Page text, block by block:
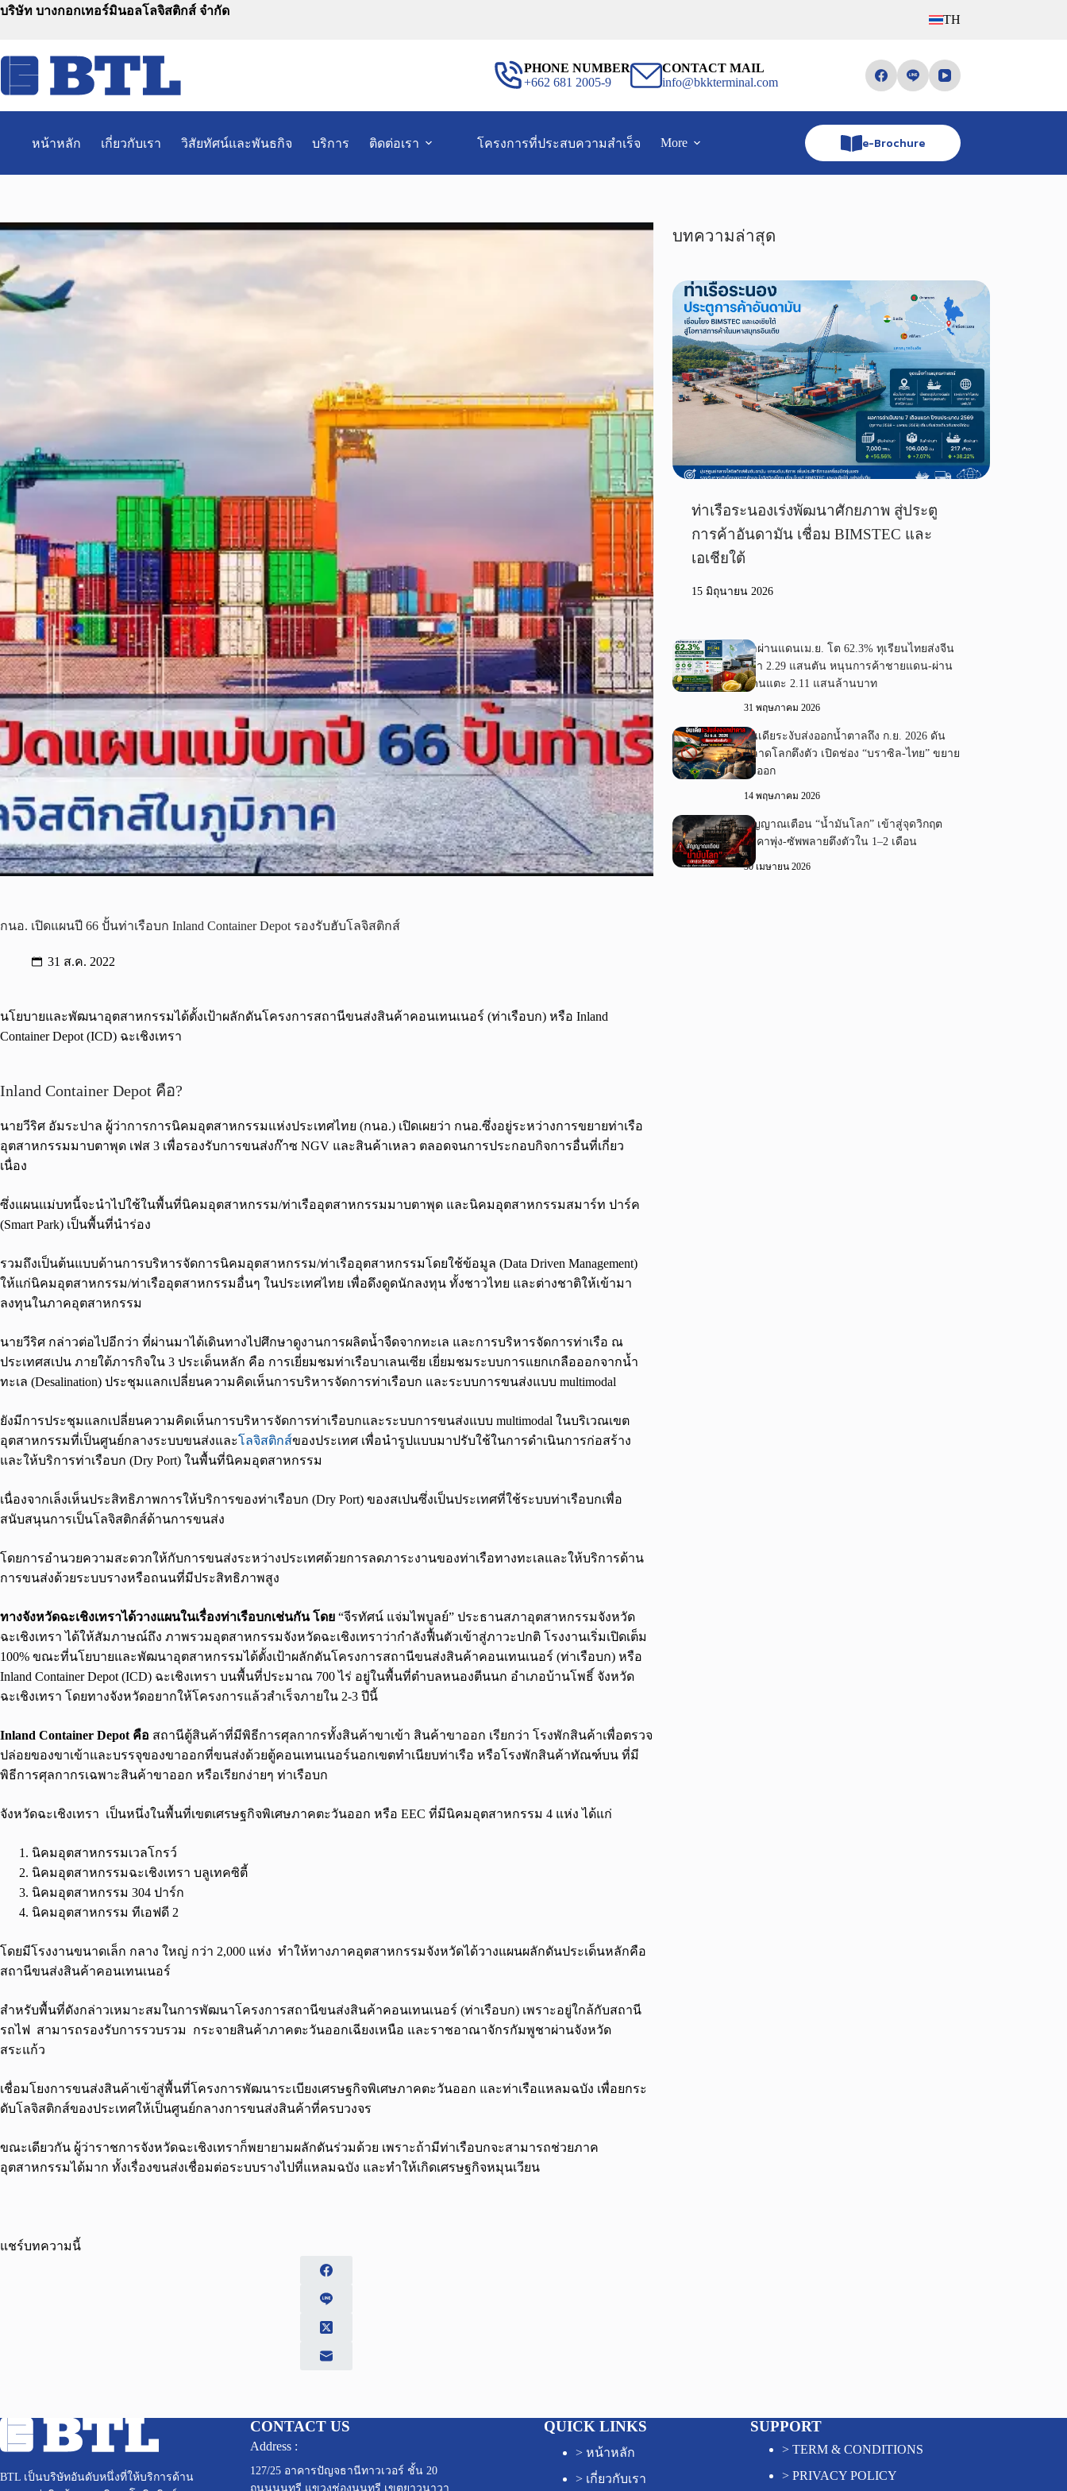
Skip
บริษัท บางกอกเทอร์มินอลโลจิสติกส์ จำกัด
TH
PHONE NUMBER
+662 681 2005-9
CONTACT MAIL
info@bkkterminal.com
หน้าหลัก เกี่ยวกับเรา วิสัยทัศน์และพันธกิจ บริการ ติดต่อเรา โครงการที่ประสบความสำเร็จ More e-Brochure
กนอ. เปิดแผนปี 66 ปั้นท่าเรือบก Inland Container Depot รองรับฮับโลจิสติกส์
31 ส.ค. 2022
นโยบายและพัฒนาอุตสาหกรรมได้ตั้งเป้าผลักดันโครงการสถานีขนส่งสินค้าคอนเทนเนอร์ (ท่าเรือบก) หรือ Inland
Container Depot (ICD) ฉะเชิงเทรา
Inland Container Depot คือ?
นายวีริศ อัมระปาล ผู้ว่าการการนิคมอุตสาหกรรมแห่งประเทศไทย (กนอ.) เปิดเผยว่า กนอ.ซึ่งอยู่ระหว่างการขยายท่าเรือ
อุตสาหกรรมมาบตาพุด เฟส 3 เพื่อรองรับการขนส่งก๊าซ NGV และสินค้าเหลว ตลอดจนการประกอบกิจการอื่นที่เกี่ยว
เนื่อง
ซึ่งแผนแม่บทนี้จะนำไปใช้ในพื้นที่นิคมอุตสาหกรรม/ท่าเรืออุตสาหกรรมมาบตาพุด และนิคมอุตสาหกรรมสมาร์ท ปาร์ค
(Smart Park) เป็นพื้นที่นำร่อง
รวมถึงเป็นต้นแบบด้านการบริหารจัดการนิคมอุตสาหกรรม/ท่าเรืออุตสาหกรรมโดยใช้ข้อมูล (Data Driven Management)
ให้แก่นิคมอุตสาหกรรม/ท่าเรืออุตสาหกรรมอื่นๆ ในประเทศไทย เพื่อดึงดูดนักลงทุน ทั้งชาวไทย และต่างชาติให้เข้ามา
ลงทุนในภาคอุตสาหกรรม
นายวีริศ กล่าวต่อไปอีกว่า ที่ผ่านมาได้เดินทางไปศึกษาดูงานการผลิตน้ำจืดจากทะเล และการบริหารจัดการท่าเรือ ณ
ประเทศสเปน ภายใต้ภารกิจใน 3 ประเด็นหลัก คือ การเยี่ยมชมท่าเรือบาเลนเซีย เยี่ยมชมระบบการแยกเกลือออกจากน้ำ
ทะเล (Desalination) ประชุมแลกเปลี่ยนความคิดเห็นการบริหารจัดการท่าเรือบก และระบบการขนส่งแบบ multimodal
ยังมีการประชุมแลกเปลี่ยนความคิดเห็นการบริหารจัดการท่าเรือบกและระบบการขนส่งแบบ multimodal ในบริเวณเขต
อุตสาหกรรมที่เป็นศูนย์กลางระบบขนส่งและโลจิสติกส์ของประเทศ เพื่อนำรูปแบบมาปรับใช้ในการดำเนินการก่อสร้าง
และให้บริการท่าเรือบก (Dry Port) ในพื้นที่นิคมอุตสาหกรรม
เนื่องจากเล็งเห็นประสิทธิภาพการให้บริการของท่าเรือบก (Dry Port) ของสเปนซึ่งเป็นประเทศที่ใช้ระบบท่าเรือบกเพื่อ
สนับสนุนการเป็นโลจิสติกส์ด้านการขนส่ง
โดยการอำนวยความสะดวกให้กับการขนส่งระหว่างประเทศด้วยการลดภาระงานของท่าเรือทางทะเลและให้บริการด้าน
การขนส่งด้วยระบบรางหรือถนนที่มีประสิทธิภาพสูง
ทางจังหวัดฉะเชิงเทราได้วางแผนในเรื่องท่าเรือบกเช่นกัน โดย “จีรทัศน์ แจ่มไพบูลย์” ประธานสภาอุตสาหกรรมจังหวัด
ฉะเชิงเทรา ได้ให้สัมภาษณ์ถึง ภาพรวมอุตสาหกรรมจังหวัดฉะเชิงเทราว่ากำลังฟื้นตัวเข้าสู่ภาวะปกติ โรงงานเริ่มเปิดเต็ม
100% ขณะที่นโยบายและพัฒนาอุตสาหกรรมได้ตั้งเป้าผลักดันโครงการสถานีขนส่งสินค้าคอนเทนเนอร์ (ท่าเรือบก) หรือ
Inland Container Depot (ICD) ฉะเชิงเทรา บนพื้นที่ประมาณ 700 ไร่ อยู่ในพื้นที่ตำบลหนองตีนนก อำเภอบ้านโพธิ์ จังหวัด
ฉะเชิงเทรา โดยทางจังหวัดอยากให้โครงการแล้วสำเร็จภายใน 2-3 ปีนี้
Inland Container Depot คือ สถานีตู้สินค้าที่มีพิธีการศุลกากรทั้งสินค้าขาเข้า สินค้าขาออก เรียกว่า โรงพักสินค้าเพื่อตรวจ
ปล่อยของขาเข้าและบรรจุของขาออกที่ขนส่งด้วยตู้คอนเทนเนอร์นอกเขตทำเนียบท่าเรือ หรือโรงพักสินค้าทัณฑ์บน ที่มี
พิธีการศุลกากรเฉพาะสินค้าขาออก หรือเรียกง่ายๆ ท่าเรือบก
จังหวัดฉะเชิงเทรา เป็นหนึ่งในพื้นที่เขตเศรษฐกิจพิเศษภาคตะวันออก หรือ EEC ที่มีนิคมอุตสาหกรรม 4 แห่ง ได้แก่
นิคมอุตสาหกรรมเวลโกรว์
นิคมอุตสาหกรรมฉะเชิงเทรา บลูเทคซิตี้
นิคมอุตสาหกรรม 304 ปาร์ก
นิคมอุตสาหกรรม ทีเอฟดี 2
โดยมีโรงงานขนาดเล็ก กลาง ใหญ่ กว่า 2,000 แห่ง ทำให้ทางภาคอุตสาหกรรมจังหวัดได้วางแผนผลักดันประเด็นหลักคือ
สถานีขนส่งสินค้าคอนเทนเนอร์
สำหรับพื้นที่ดังกล่าวเหมาะสมในการพัฒนาโครงการสถานีขนส่งสินค้าคอนเทนเนอร์ (ท่าเรือบก) เพราะอยู่ใกล้กับสถานี
รถไฟ สามารถรองรับการรวบรวม กระจายสินค้าภาคตะวันออกเฉียงเหนือ และราชอาณาจักรกัมพูชาผ่านจังหวัด
สระแก้ว
เชื่อมโยงการขนส่งสินค้าเข้าสู่พื้นที่โครงการพัฒนาระเบียงเศรษฐกิจพิเศษภาคตะวันออก และท่าเรือแหลมฉบัง เพื่อยกระ
ดับโลจิสติกส์ของประเทศให้เป็นศูนย์กลางการขนส่งสินค้าที่ครบวงจร
ขณะเดียวกัน ผู้ว่าราชการจังหวัดฉะเชิงเทราก็พยายามผลักดันร่วมด้วย เพราะถ้ามีท่าเรือบกจะสามารถช่วยภาค
อุตสาหกรรมได้มาก ทั้งเรื่องขนส่งเชื่อมต่อระบบรางไปที่แหลมฉบัง และทำให้เกิดเศรษฐกิจหมุนเวียน
แชร์บทความนี้
บทความล่าสุด
ท่าเรือระนองเร่งพัฒนาศักยภาพ สู่ประตู
การค้าอันดามัน เชื่อม BIMSTEC และ
เอเชียใต้
15 มิถุนายน 2026
ค้าผ่านแดนเม.ย. โต 62.3% ทุเรียนไทยส่งจีน
กว่า 2.29 แสนตัน หนุนการค้าชายแดน-ผ่าน
แดนแตะ 2.11 แสนล้านบาท
31 พฤษภาคม 2026
อินเดียระงับส่งออกน้ำตาลถึง ก.ย. 2026 ดัน
ตลาดโลกตึงตัว เปิดช่อง “บราซิล-ไทย” ขยาย
ส่งออก
14 พฤษภาคม 2026
สัญญาณเตือน “น้ำมันโลก” เข้าสู่จุดวิกฤต
ราคาพุ่ง-ซัพพลายตึงตัวใน 1–2 เดือน
30 เมษายน 2026
BTL เป็นบริษัทอันดับหนึ่งที่ให้บริการด้าน
CONTACT US
Address :
127/25 อาคารปัญจธานีทาวเวอร์ ชั้น 20
ถนนนนทรี แขวงช่องนนทรี เขตยาวนาวา
QUICK LINKS
> หน้าหลัก
> เกี่ยวกับเรา
SUPPORT
> TERM & CONDITIONS
> PRIVACY POLICY